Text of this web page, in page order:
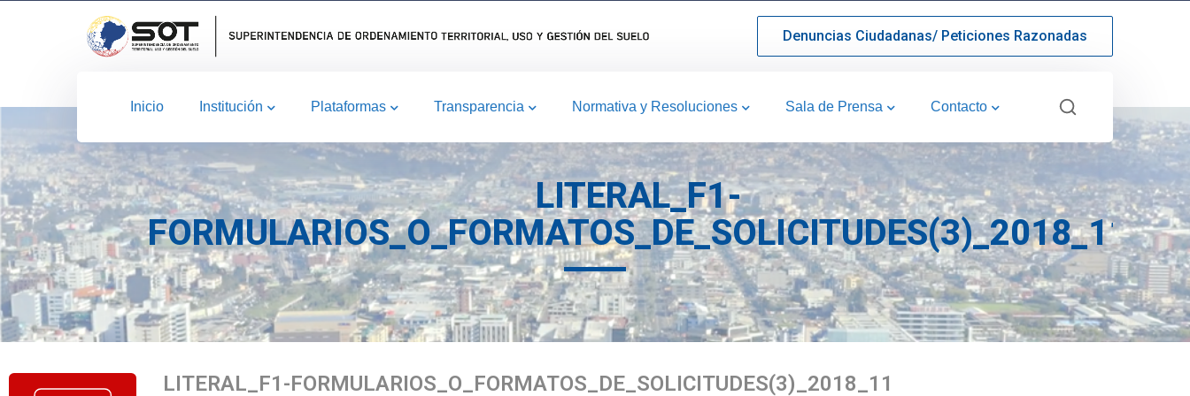
Denuncias Ciudadanas/ Peticiones Razonadas
Inicio Institución Plataformas Transparencia Normativa y Resoluciones Sala de Prensa Contacto
LITERAL_F1-
FORMULARIOS_O_FORMATOS_DE_SOLICITUDES(3)_2018_11
LITERAL_F1-FORMULARIOS_O_FORMATOS_DE_SOLICITUDES(3)_2018_11